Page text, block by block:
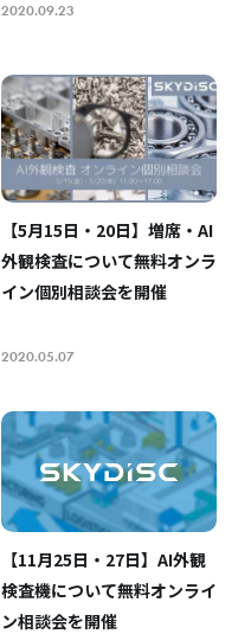
2020.09.23
【5月15日・20日】増席・AI
外観検査について無料オンラ
イン個別相談会を開催
2020.05.07
【11月25日・27日】AI外観
検査機について無料オンライ
ン相談会を開催